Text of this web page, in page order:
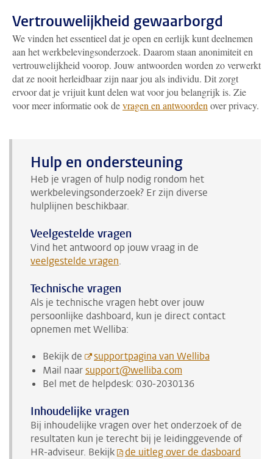
Vertrouwelijkheid gewaarborgd
We vinden het essentieel dat je open en eerlijk kunt deelnemen
aan het werkbelevingsonderzoek. Daarom staan anonimiteit en
vertrouwelijkheid voorop. Jouw antwoorden worden zo verwerkt
dat ze nooit herleidbaar zijn naar jou als individu. Dit zorgt
ervoor dat je vrijuit kunt delen wat voor jou belangrijk is. Zie
voor meer informatie ook devragen en antwoorden over privacy.
Hulp en ondersteuning
Heb je vragen of hulp nodig rondom het
werkbelevingsonderzoek? Er zijn diverse
hulplijnen beschikbaar.
Veelgestelde vragen
Vind het antwoord op jouw vraag in de
veelgestelde vragen.
Technische vragen
Als je technische vragen hebt over jouw
persoonlijke dashboard, kun je direct contact
opnemen met Welliba:
Bekijk de
supportpagina van Welliba
Mail naarsupport@welliba.com
Bel met de helpdesk: 030-2030136
Inhoudelijke vragen
Bij inhoudelijke vragen over het onderzoek of de
resultaten kun je terecht bij je leidinggevende of
HR-adviseur. Bekijk
de uitleg over de dasboard